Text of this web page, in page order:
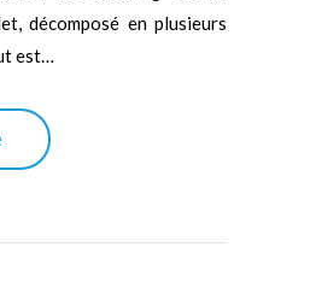
décomposé en plusieurs
est…